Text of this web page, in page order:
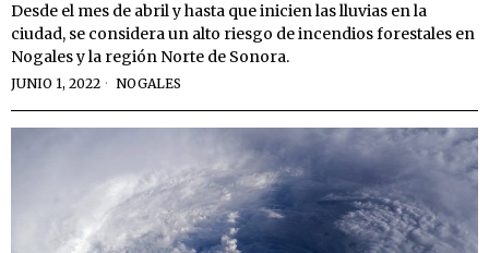
Desde el mes de abril y hasta que inicien las lluvias en la
ciudad, se considera un alto riesgo de incendios forestales en
Nogales y la región Norte de Sonora.
JUNIO 1, 2022 NOGALES